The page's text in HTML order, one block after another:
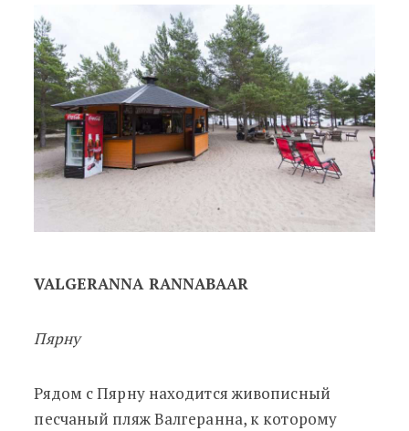
VALGERANNA RANNABAAR
Пярну
Рядом с Пярну находится живописный
песчаный пляж Валгеранна, к которому